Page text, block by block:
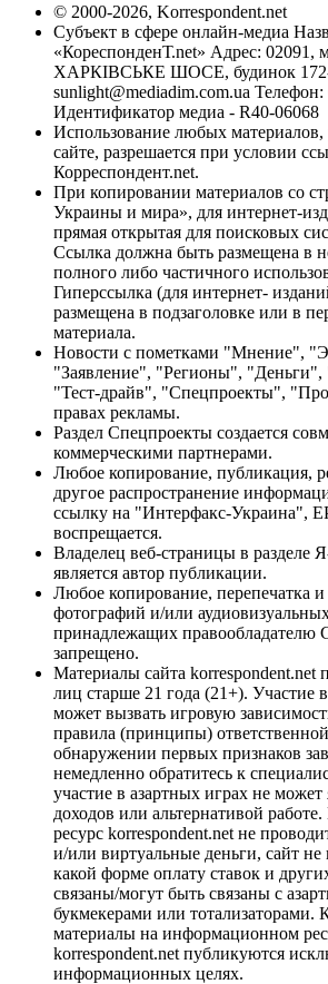
© 2000-2026, Korrespondent.net
Субъект в сфере онлайн-медиа
«КореспонденТ.net» Адрес: 02091,
ХАРКІВСЬКЕ ШОСЕ, будинок 172-
sunlight@mediadim.com.ua Телефон:
Идентификатор медиа - R40-06068
Использование любых
сайте, разрешается при условии
Корреспондент.net.
При копировании материалов со
Украины и мира», для интернет-
прямая открытая для поисковых
Ссылка должна быть размещена в
полного либо частичного
Гиперссылка (для интернет-
размещена в подзаголовке или в
материала.
Новости с пометками "Мнение",
"Заявление", "Регионы",
"Тест-драйв", "Спецпроекты",
правах рекламы.
Раздел Спецпроекты создается
коммерческими партнерами.
Любое копирование, публикация,
другое распространение
ссылку на "Интерфакс-Украина",
воспрещается.
Владелец веб-страницы в разделе
является автор публикации.
Любое копирование, перепечатка и
фотографий и/или
принадлежащих правообладателю
запрещено.
Материалы сайта korrespondent.net
лиц старше 21 года (21+). Участие
может вызвать игровую
правила (принципы)
обнаружении первых признаков
немедленно обратитесь к
участие в азартных играх не может
доходов или альтернативой
ресурс korrespondent.net не
и/или виртуальные деньги, сайт
какой форме оплату ставок и
связаны/могут быть связаны с
букмекерами или тотализаторами.
материалы на информационном
korrespondent.net публикуются
информационных целях.